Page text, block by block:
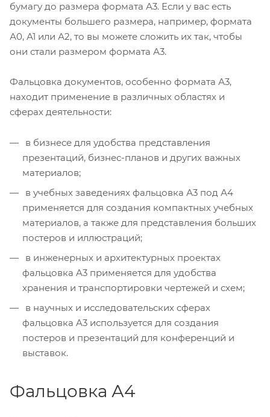
бумагу до размера формата А3. Если у вас есть
документы большего размера, например, формата
А0, А1 или А2, то вы можете сложить их так, чтобы
они стали размером формата А3.
Фальцовка документов, особенно формата А3,
находит применение в различных областях и
сферах деятельности:
в бизнесе для удобства представления
презентаций, бизнес-планов и других важных
материалов;
в учебных заведениях фальцовка А3 под А4
применяется для создания компактных учебных
материалов, а также для представления больших
постеров и иллюстраций;
в инженерных и архитектурных проектах
фальцовка A3 применяется для удобства
хранения и транспортировки чертежей и схем;
в научных и исследовательских сферах
фальцовка A3 используется для создания
постеров и презентаций для конференций и
выставок.
Фальцовка А4